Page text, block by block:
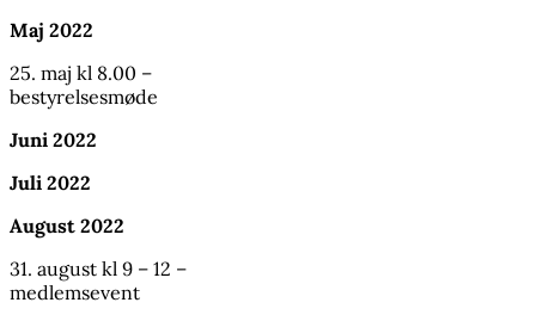
Maj 2022
25. maj kl 8.00 –
bestyrelsesmøde
Juni 2022
Juli 2022
August 2022
31. august kl 9 – 12 –
medlemsevent